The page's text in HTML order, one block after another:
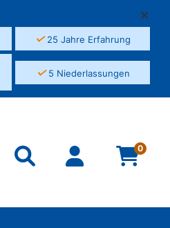
✓25 Jahre Erfahrung
✓5 Niederlassungen
0